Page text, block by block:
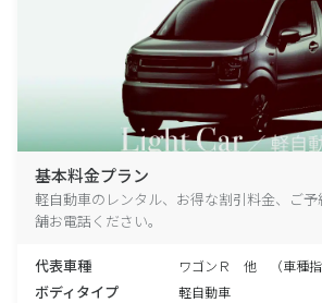
基本料金プラン
軽自動車のレンタル、お得な割引料金、ご
舗お電話ください。
代表車種 ワゴンＲ 他 （車種指
ボディタイプ 軽自動車